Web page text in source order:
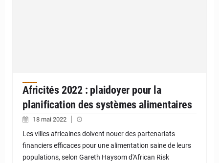
Africités 2022 : plaidoyer pour la
planification des systèmes alimentaires
18 mai 2022
Les villes africaines doivent nouer des partenariats
financiers efficaces pour une alimentation saine de leurs
populations, selon Gareth Haysom d'African Risk